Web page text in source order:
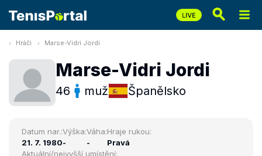
Hráči Marse-Vidri Jordi
Marse-Vidri Jordi
46 muž Španělsko
Datum nar.:
21. 7. 1980
Výška:
-
Váha:
-
Hraje rukou:
Pravá
Aktuální/nejvyšší umístění: